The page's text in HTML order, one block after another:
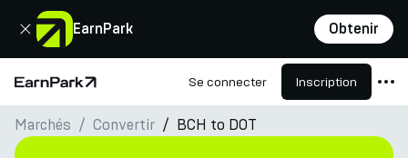
EarnPark Obtenir
Fermer
Page d'accueil Se connecter Inscription
Produits
Marchés Convertir BCH to DOT